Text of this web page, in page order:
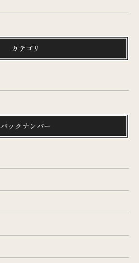
カテゴリ
バックナンバー